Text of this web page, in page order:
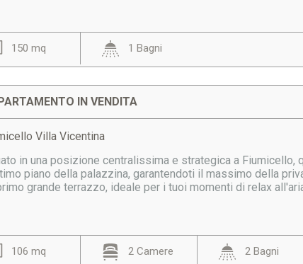
150 mq 1 Bagni
IN VENDITA
Villa Vicentina
in una posizione centralissima e strategica a
piano della palazzina, garantendoti il massimo della
grande terrazzo, ideale per i tuoi momenti di relax
106 mq 2 Camere 2 Bagni